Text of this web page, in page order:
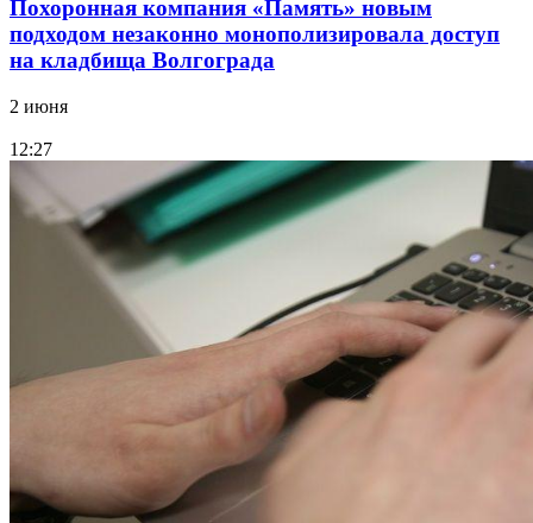
Похоронная компания «Память» новым
подходом незаконно монополизировала доступ
на кладбища Волгограда
2 июня
12:27